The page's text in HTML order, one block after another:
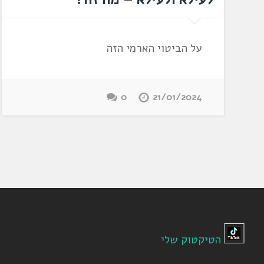
על הביטוי הארמי הזה
21/01/2024
0
הטיקטוק שלי